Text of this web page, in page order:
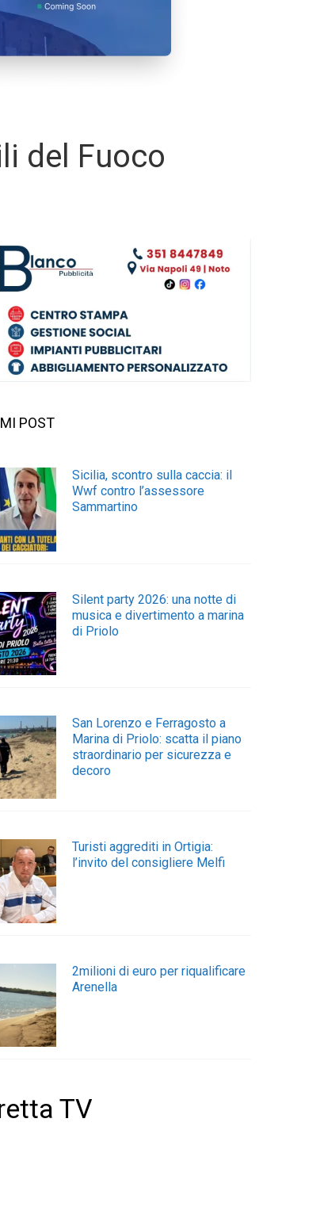
del Fuoco
POST
Sicilia, scontro sulla caccia: il
Wwf contro l’assessore
Sammartino
Silent party 2026: una notte di
musica e divertimento a marina
di Priolo
San Lorenzo e Ferragosto a
Marina di Priolo: scatta il piano
straordinario per sicurezza e
decoro
Turisti aggrediti in Ortigia:
l’invito del consigliere Melfi
2milioni di euro per riqualificare
Arenella
TV